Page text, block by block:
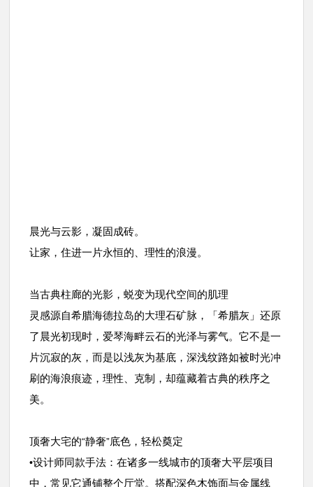
晨光与云影，凝固成砖。
让家，住进一片永恒的、理性的浪漫。
当古典柱廊的光影，蜕变为现代空间的肌理
灵感源自希腊海德拉岛的大理石矿脉，「希腊灰」还原
了晨光初现时，爱琴海畔云石的光泽与雾气。它不是一
片沉寂的灰，而是以浅灰为基底，深浅纹路如被时光冲
刷的海浪痕迹，理性、克制，却蕴藏着古典的秩序之
美。
顶奢大宅的“静奢”底色，轻松奠定
•设计师同款手法：在诸多一线城市的顶奢大平层项目
中，常见它通铺整个厅堂。搭配深色木饰面与金属线